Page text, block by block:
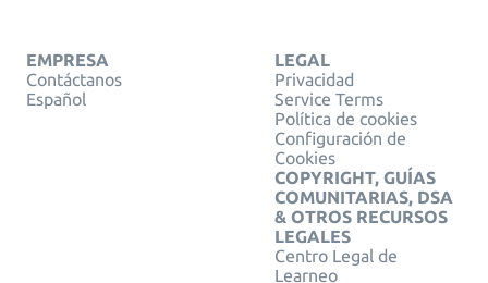
EMPRESA
Contáctanos
Español
LEGAL
Privacidad
Service Terms
Política de cookies
Configuración de
Cookies
COPYRIGHT, GUÍAS
COMUNITARIAS, DSA
& OTROS RECURSOS
LEGALES
Centro Legal de
Learneo